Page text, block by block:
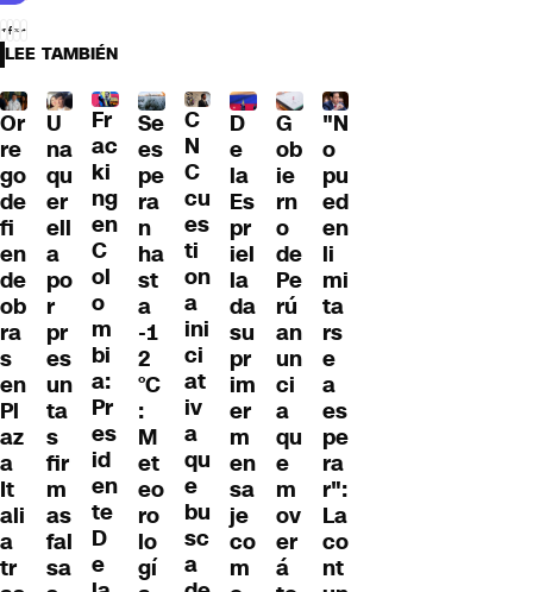
LEE TAMBIÉN
Or
re
go
de
fi
en
de
ob
ra
s
en
Pl
az
a
It
ali
a
tr
U
na
qu
er
ell
a
po
r
pr
es
un
ta
s
fir
m
as
fal
sa
Fr
ac
ki
ng
en
C
ol
o
m
bi
a:
Pr
es
id
en
te
D
e
Se
es
pe
ra
n
ha
st
a
-1
2
°C
:
M
et
eo
ro
lo
gí
C
N
C
cu
es
ti
on
a
ini
ci
at
iv
a
qu
e
bu
sc
a
D
e
la
Es
pr
iel
la
da
su
pr
im
er
m
en
sa
je
co
m
G
ob
ie
rn
o
de
Pe
rú
an
un
ci
a
qu
e
m
ov
er
á
"N
o
pu
ed
en
li
mi
ta
rs
e
a
es
pe
ra
r":
La
co
nt